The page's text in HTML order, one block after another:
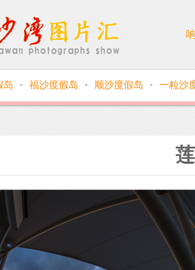
岛 ● 福沙度假岛 ● 顺沙度假岛 ● 一粒沙